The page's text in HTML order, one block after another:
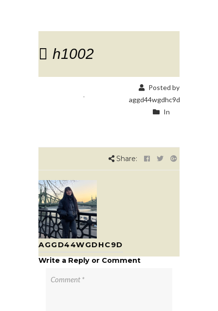
h1002
Posted by
aggd44wgdhc9d
In
Share:
AGGD44WGDHC9D
Write a Reply or Comment